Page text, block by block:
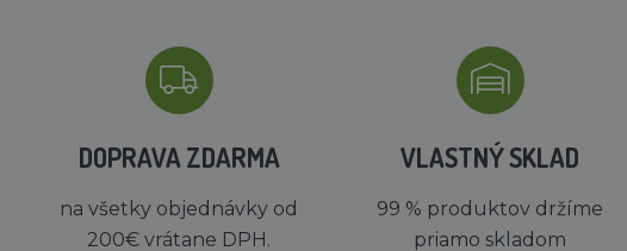
DOPRAVA ZDARMA
na všetky objednávky od
200€ vrátane DPH.
VLASTNÝ SKLAD
99 % produktov držíme
priamo skladom